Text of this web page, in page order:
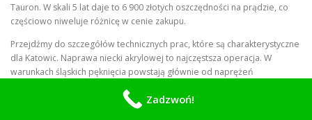
Tauron. W skali 5 lat daje to 6 900 złotych oszczędności na prądzie, co
częściowo niweluje różnicę w cenie zakupu.
Przejdźmy do szczegółów technicznych prac, które są charakterystyczne
dla Katowic. Naprawa niecki akrylowej to najczęstsza operacja. W
warunkach śląskich pęknięcia powstają głównie od naprężeń
przez rozfrezowanie na V, odtłuszczenie acetonem, wypełnienie
Zadzwoń!